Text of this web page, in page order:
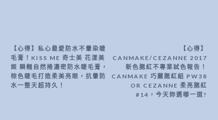
文
章
導
【心得】
CANMAKE/CEZANNE 2017
新色腮紅不專業試色報告！
CANMAKE 巧麗腮紅組 PW38
OR CEZANNE 柔亮腮紅
#14，今天妳選哪一道?
【心得】私心最愛防水不暈染睫
毛膏！KISS ME 奇士美 花漾美
姬 瞬翹自然捲濃密防水睫毛膏，
棕色睫毛打造柔美亮眼，抗暈防
水一整天超持久！